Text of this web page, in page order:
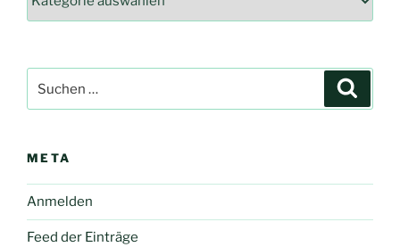
nach:
META
Anmelden
Feed der Einträge